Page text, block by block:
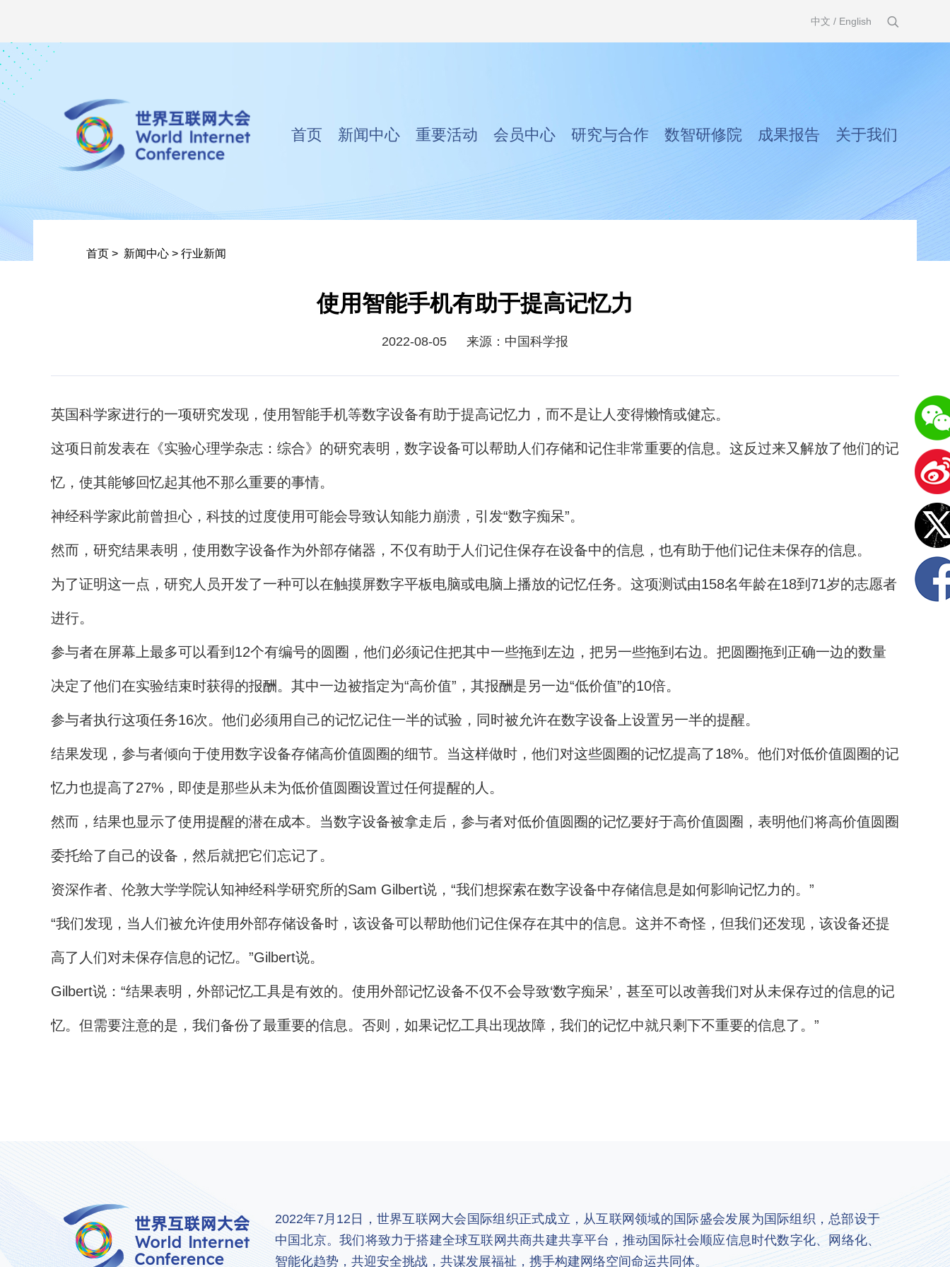
中文 / English
首页 新闻中心 重要活动 会员中心 研究与合作 数智研修院 成果报告 关于我们
首页 > 新闻中心 > 行业新闻
使用智能手机有助于提高记忆力
2022-08-05 来源：中国科学报
英国科学家进行的一项研究发现，使用智能手机等数字设备有助于提高记忆力，而不是让人变得懒惰或健忘。
这项日前发表在《实验心理学杂志：综合》的研究表明，数字设备可以帮助人们存储和记住非常重要的信息。这反过来又解放了他们的记
忆，使其能够回忆起其他不那么重要的事情。
神经科学家此前曾担心，科技的过度使用可能会导致认知能力崩溃，引发“数字痴呆”。
然而，研究结果表明，使用数字设备作为外部存储器，不仅有助于人们记住保存在设备中的信息，也有助于他们记住未保存的信息。
为了证明这一点，研究人员开发了一种可以在触摸屏数字平板电脑或电脑上播放的记忆任务。这项测试由158名年龄在18到71岁的志愿者
进行。
参与者在屏幕上最多可以看到12个有编号的圆圈，他们必须记住把其中一些拖到左边，把另一些拖到右边。把圆圈拖到正确一边的数量
决定了他们在实验结束时获得的报酬。其中一边被指定为“高价值”，其报酬是另一边“低价值”的10倍。
参与者执行这项任务16次。他们必须用自己的记忆记住一半的试验，同时被允许在数字设备上设置另一半的提醒。
结果发现，参与者倾向于使用数字设备存储高价值圆圈的细节。当这样做时，他们对这些圆圈的记忆提高了18%。他们对低价值圆圈的记
忆力也提高了27%，即使是那些从未为低价值圆圈设置过任何提醒的人。
然而，结果也显示了使用提醒的潜在成本。当数字设备被拿走后，参与者对低价值圆圈的记忆要好于高价值圆圈，表明他们将高价值圆圈
委托给了自己的设备，然后就把它们忘记了。
资深作者、伦敦大学学院认知神经科学研究所的Sam Gilbert说，“我们想探索在数字设备中存储信息是如何影响记忆力的。”
“我们发现，当人们被允许使用外部存储设备时，该设备可以帮助他们记住保存在其中的信息。这并不奇怪，但我们还发现，该设备还提
高了人们对未保存信息的记忆。”Gilbert说。
Gilbert说：“结果表明，外部记忆工具是有效的。使用外部记忆设备不仅不会导致‘数字痴呆’，甚至可以改善我们对从未保存过的信息的记
忆。但需要注意的是，我们备份了最重要的信息。否则，如果记忆工具出现故障，我们的记忆中就只剩下不重要的信息了。”
2022年7月12日，世界互联网大会国际组织正式成立，从互联网领域的国际盛会发展为国际组织，总部设于
中国北京。我们将致力于搭建全球互联网共商共建共享平台，推动国际社会顺应信息时代数字化、网络化、
智能化趋势，共迎安全挑战，共谋发展福祉，携手构建网络空间命运共同体。